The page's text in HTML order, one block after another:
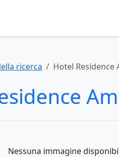
ricerca Hotel Residence
Nessuna immagine